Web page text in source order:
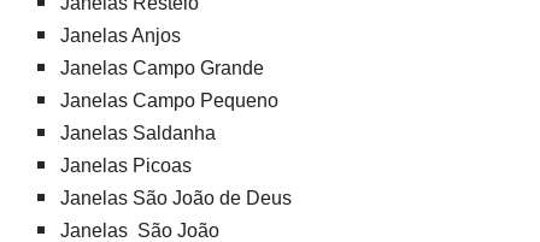
Janelas Anjos
Janelas Campo Grande
Janelas Campo Pequeno
Janelas Saldanha
Janelas Picoas
Janelas São João de Deus
Janelas São João